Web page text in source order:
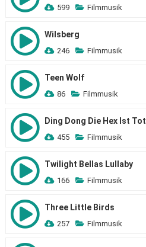
599 Filmmusik
Wilsberg
246 Filmmusik
Teen Wolf
86 Filmmusik
Ding Dong Die Hex Ist Tot
455 Filmmusik
Twilight Bellas Lullaby
166 Filmmusik
Three Little Birds
257 Filmmusik